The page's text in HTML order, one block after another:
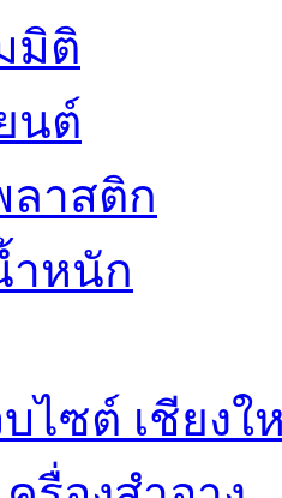
มิติ
นต์
ลาสติก
ำหนัก
ไซต์ เชียงใ